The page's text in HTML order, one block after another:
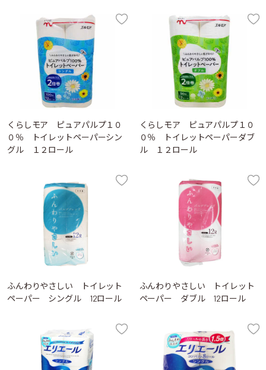
くらしモア ピュアパルプ１０
０％ トイレットペーパーシン
グル １２ロール
くらしモア ピュアパルプ１０
０％ トイレットペーパーダブ
ル １２ロール
ふんわりやさしい トイレット
ペーパー シングル 12ロール
ふんわりやさしい トイレット
ペーパー ダブル 12ロール